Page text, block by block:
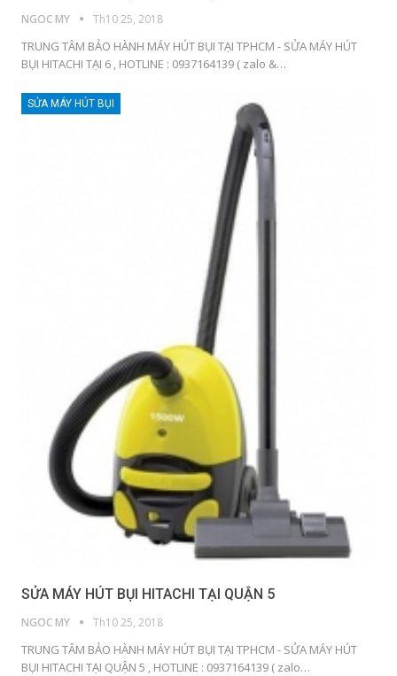
NGOC MY Th10 25, 2018
TRUNG TÂM BẢO HÀNH MÁY HÚT BỤI TẠI TPHCM - SỬA MÁY HÚT
BỤI HITACHI TẠI 6 , HOTLINE : 0937164139 ( zalo &…
SỬA MÁY HÚT BỤI
SỬA MÁY HÚT BỤI HITACHI TẠI QUẬN 5
NGOC MY Th10 25, 2018
TRUNG TÂM BẢO HÀNH MÁY HÚT BỤI TẠI TPHCM - SỬA MÁY HÚT
BỤI HITACHI TẠI QUẬN 5 , HOTLINE : 0937164139 ( zalo…